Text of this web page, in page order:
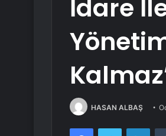
İdare
HASAN ALBAŞ
FacebookTwitter